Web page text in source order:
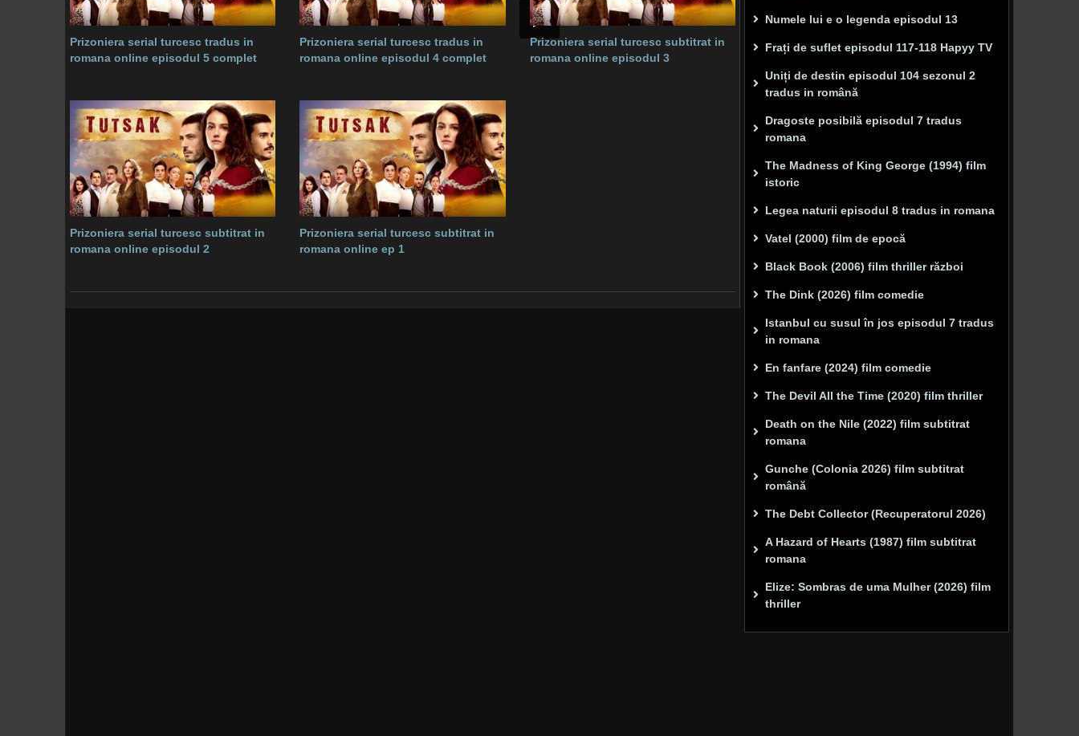
Prizoniera serial turcesc tradus in
romana online episodul 5 complet
Prizoniera serial turcesc tradus in
romana online episodul 4 complet
Prizoniera serial turcesc subtitrat in
romana online episodul 3
Prizoniera serial turcesc subtitrat in
romana online episodul 2
Prizoniera serial turcesc subtitrat in
romana online ep 1
Numele lui e o legenda episodul 13
Frați de suflet episodul 117-118 Hapyy TV
Uniți de destin episodul 104 sezonul 2
tradus in română
Dragoste posibilă episodul 7 tradus
romana
The Madness of King George (1994) film
istoric
Legea naturii episodul 8 tradus in romana
Vatel (2000) film de epocă
Black Book (2006) film thriller război
The Dink (2026) film comedie
Istanbul cu susul în jos episodul 7 tradus
in romana
En fanfare (2024) film comedie
The Devil All the Time (2020) film thriller
Death on the Nile (2022) film subtitrat
romana
Gunche (Colonia 2026) film subtitrat
română
The Debt Collector (Recuperatorul 2026)
A Hazard of Hearts (1987) film subtitrat
romana
Elize: Sombras de uma Mulher (2026) film
thriller